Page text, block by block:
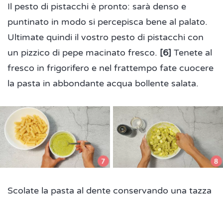
Il pesto di pistacchi è pronto: sarà denso e
puntinato in modo si percepisca bene al palato.
Ultimate quindi il vostro pesto di pistacchi con
un pizzico di pepe macinato fresco. [6] Tenete al
fresco in frigorifero e nel frattempo fate cuocere
la pasta in abbondante acqua bollente salata.
Scolate la pasta al dente conservando una tazza